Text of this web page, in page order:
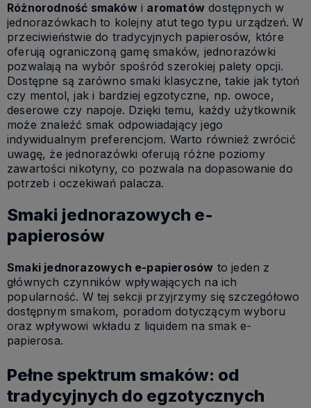
Różnorodność smakówi aromatów dostępnych w
jednorazówkach to kolejny atut tego typu urządzeń. W
przeciwieństwie do tradycyjnych papierosów, które
oferują ograniczoną gamę smaków, jednorazówki
pozwalają na wybór spośród szerokiej palety opcji.
Dostępne są zarówno smaki klasyczne, takie jak tytoń
czy mentol, jak i bardziej egzotyczne, np. owoce,
deserowe czy napoje. Dzięki temu, każdy użytkownik
może znaleźć smak odpowiadający jego
indywidualnym preferencjom. Warto również zwrócić
uwagę, że jednorazówki oferują różne poziomy
zawartości nikotyny, co pozwala na dopasowanie do
potrzeb i oczekiwań palacza.
Smaki jednorazowych e-
papierosów
Smaki jednorazowych e-papierosów to jeden z
głównych czynników wpływających na ich
popularność. W tej sekcji przyjrzymy się szczegółowo
dostępnym smakom, poradom dotyczącym wyboru
oraz wpływowi wkładu z liquidem na smak e-
papierosa.
Pełne spektrum smaków: od
tradycyjnych do egzotycznych